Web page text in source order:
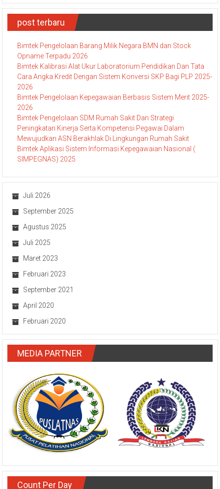
post terbaru
Bimtek Pengelolaan Barang Milik Negara BMN dan Stock
Opname Terpadu 2026
Bimtek Kalibrasi Alat Ukur Laboratorium Pendidikan Dan Tata
Cara Angka Kredit Dengan Sistem Konversi SKP Bagi PLP 2025-
2026
Bimtek Pengelolaan Kepegawaian Berbasis Sistem Merit 2025-
2026
Bimtek Pengelolaan SDM Rumah Sakit Dan Strategi
Peningkatan Kinerja Serta Kompetensi Pegawai Dalam
Mewujudkan ASN Berakhlak Di Lingkungan Rumah Sakit
Bimtek Aplikasi Sistem Informasi Kepegawaian Nasional (
SIMPEGNAS) 2025
Juli 2026
September 2025
Agustus 2025
Juli 2025
Maret 2023
Februari 2023
September 2021
April 2020
Februari 2020
MEDIA PARTNER
Count Per Day